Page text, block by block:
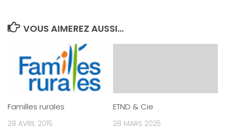
VOUS AIMEREZ AUSSI...
Familles rurales
28 AVRIL 2015
ETND & Cie
28 MARS 2025